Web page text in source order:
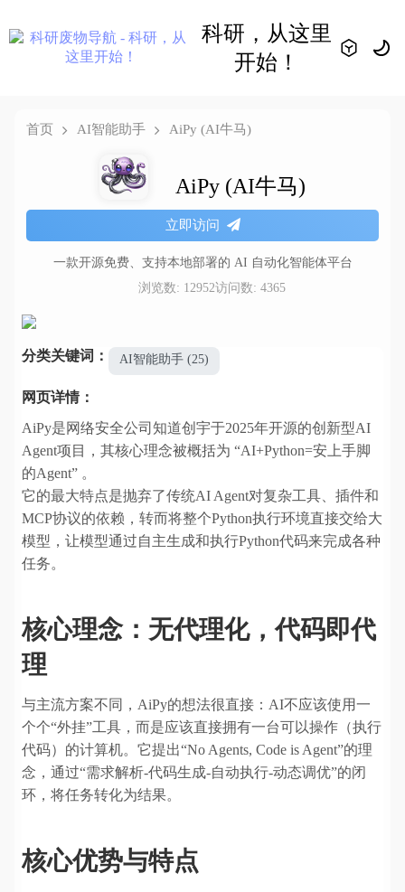
科研，从这里
开始！
首页 AI智能助手 AiPy (AI牛马)
AiPy (AI牛马)
立即访问
一款开源免费、支持本地部署的 AI 自动化智能体平台
浏览数: 12952访问数: 4365
分类关键词： AI智能助手 (25)
网页详情：
AiPy是网络安全公司知道创宇于2025年开源的创新型AI
Agent项目，其核心理念被概括为 “AI+Python=安上手脚
的Agent” 。
它的最大特点是抛弃了传统AI Agent对复杂工具、插件和
MCP协议的依赖，转而将整个Python执行环境直接交给大
模型，让模型通过自主生成和执行Python代码来完成各种
任务。
核心理念：无代理化，代码即代
理
与主流方案不同，AiPy的想法很直接：AI不应该使用一
个个“外挂”工具，而是应该直接拥有一台可以操作（执行
代码）的计算机。它提出“No Agents, Code is Agent”的理
念，通过“需求解析-代码生成-自动执行-动态调优”的闭
环，将任务转化为结果。
核心优势与特点